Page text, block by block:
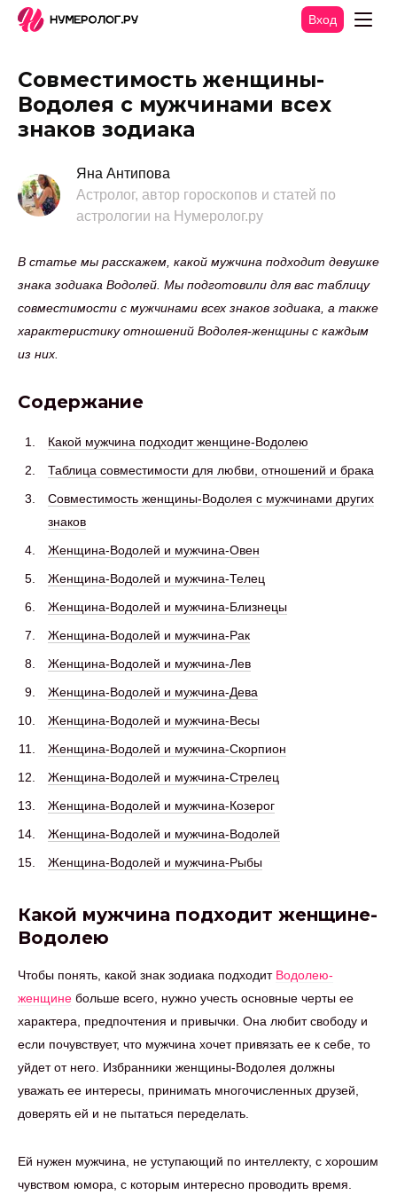
Вход
Совместимость женщины-
Водолея с мужчинами всех
знаков зодиака
Яна Антипова
Астролог, автор гороскопов и статей по
астрологии на Нумеролог.ру
В статье мы расскажем, какой мужчина подходит девушке
знака зодиака Водолей. Мы подготовили для вас таблицу
совместимости с мужчинами всех знаков зодиака, а также
характеристику отношений Водолея-женщины с каждым
из них.
Содержание
Какой мужчина подходит женщине-Водолею
Таблица совместимости для любви, отношений и брака
Совместимость женщины-Водолея с мужчинами других
знаков
Женщина-Водолей и мужчина-Овен
Женщина-Водолей и мужчина-Телец
Женщина-Водолей и мужчина-Близнецы
Женщина-Водолей и мужчина-Рак
Женщина-Водолей и мужчина-Лев
Женщина-Водолей и мужчина-Дева
Женщина-Водолей и мужчина-Весы
Женщина-Водолей и мужчина-Скорпион
Женщина-Водолей и мужчина-Стрелец
Женщина-Водолей и мужчина-Козерог
Женщина-Водолей и мужчина-Водолей
Женщина-Водолей и мужчина-Рыбы
Какой мужчина подходит женщине-
Водолею
Чтобы понять, какой знак зодиака подходит Водолею-
женщине больше всего, нужно учесть основные черты ее
характера, предпочтения и привычки. Она любит свободу и
если почувствует, что мужчина хочет привязать ее к себе, то
уйдет от него. Избранники женщины-Водолея должны
уважать ее интересы, принимать многочисленных друзей,
доверять ей и не пытаться переделать.
Ей нужен мужчина, не уступающий по интеллекту, с хорошим
чувством юмора, с которым интересно проводить время.